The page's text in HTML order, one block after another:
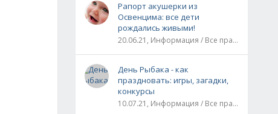
Рапорт акушерки из
Освенцима: все дети
рождались живыми!
20.06.21, Информация / Все праздники / Рассказы и истории
День Рыбака - как
праздновать: игры, загадки,
конкурсы
10.07.21, Информация / Все праздники